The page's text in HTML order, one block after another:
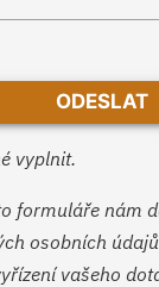
vyplnit.
formuláře nám
osobních
vašeho